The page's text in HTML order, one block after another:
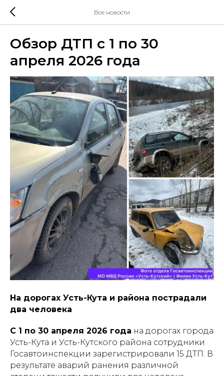
Все новости
Обзор ДТП с 1 по 30
апреля 2026 года
На дорогах Усть-Кута и района пострадали
два человека
С 1 по 30 апреля 2026 года на дорогах города
Усть-Кута и Усть-Кутского района сотрудники
Госавтоинспекции зарегистрировали 15 ДТП. В
результате аварий ранения различной